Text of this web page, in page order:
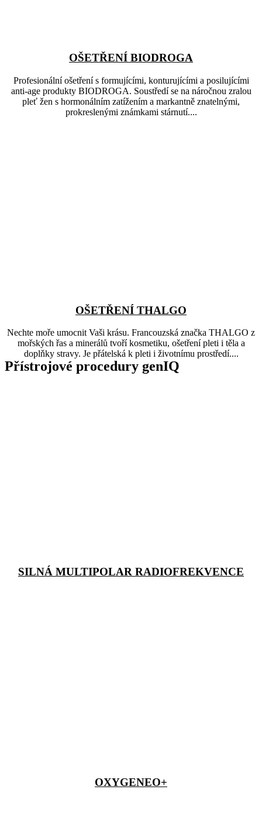
OŠETŘENÍ BIODROGA
Profesionální ošetření s formujícími, konturujícími a posilujícími
anti-age produkty BIODROGA. Soustředí se na náročnou zralou
pleť žen s hormonálním zatížením a markantně znatelnými,
prokreslenými známkami stárnutí....
OŠETŘENÍ THALGO
Nechte moře umocnit Vaši krásu. Francouzská značka THALGO z
mořských řas a minerálů tvoří kosmetiku, ošetření pleti i těla a
doplňky stravy. Je přátelská k pleti i životnímu prostředí....
Přístrojové procedury genIQ
SILNÁ MULTIPOLAR RADIOFREKVENCE
OXYGENEO+